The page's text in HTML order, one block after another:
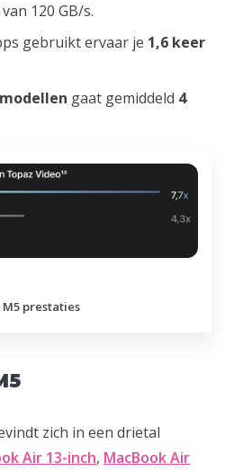
120 GB/s.
gebruikt ervaar je 1,6 keer
gaat gemiddeld 4
prestaties
zich in een drietal
Air 13-inch, MacBook Air